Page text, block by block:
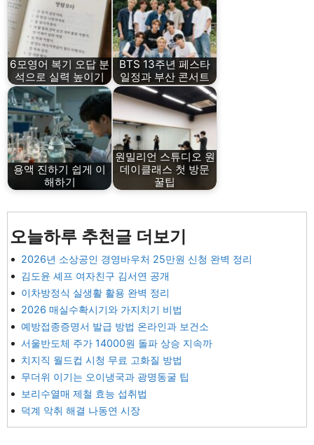
6모영어 복기 오답 분
석으로 실력 높이기
BTS 13주년 페스타
일정과 부산 콘서트
용액 진하기 쉽게 이
해하기
원밀리언 스튜디오 원
데이클래스 첫 방문
꿀팁
오늘하루 추천글 더보기
2026년 소상공인 경영바우처 25만원 신청 완벽 정리
김도윤 셰프 여자친구 김서연 공개
이차방정식 실생활 활용 완벽 정리
2026 매실수확시기와 가지치기 비법
예방접종증명서 발급 방법 온라인과 보건소
서울반도체 주가 14000원 돌파 상승 지속까
치지직 월드컵 시청 무료 고화질 방법
무더위 이기는 오이냉국과 광명동굴 팁
보리수열매 제철 효능 섭취법
덕계 악취 해결 나동연 시장